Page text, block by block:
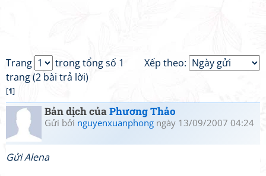
Xếp theo:
Trang
trong tổng số 1
trang (2 bài trả lời)
[1]
Bản dịch củaPhương Thảo
Gửi bởi nguyenxuanphong ngày 13/09/2007 04:24
Gửi Alena